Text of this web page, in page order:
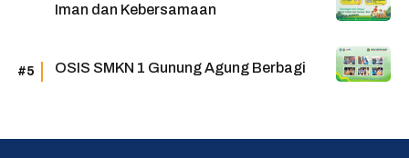
Iman dan Kebersamaan
OSIS SMKN 1 Gunung Agung Berbagi